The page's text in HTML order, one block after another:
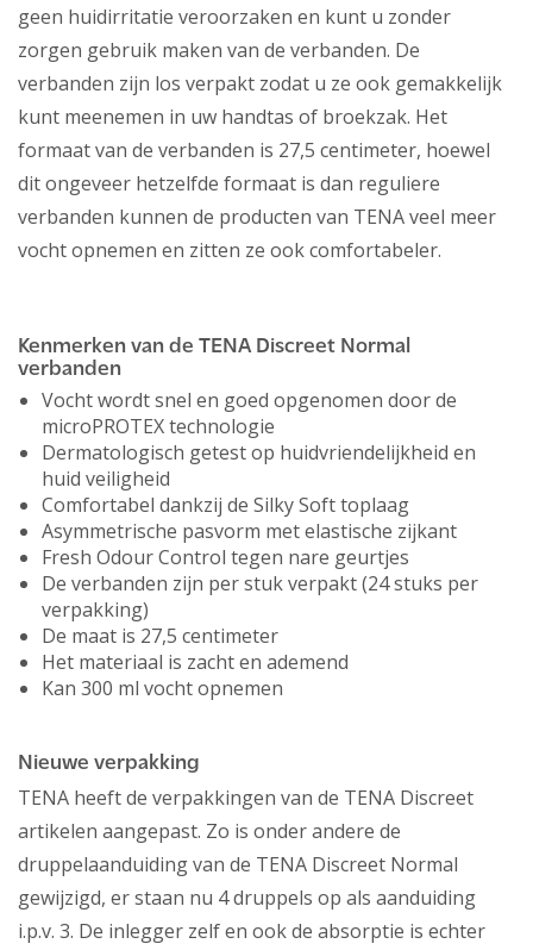
geen huidirritatie veroorzaken en kunt u zonder
zorgen gebruik maken van de verbanden. De
verbanden zijn los verpakt zodat u ze ook gemakkelijk
kunt meenemen in uw handtas of broekzak. Het
formaat van de verbanden is 27,5 centimeter, hoewel
dit ongeveer hetzelfde formaat is dan reguliere
verbanden kunnen de producten van TENA veel meer
vocht opnemen en zitten ze ook comfortabeler.
Kenmerken van de TENA Discreet Normal
verbanden
Vocht wordt snel en goed opgenomen door de
microPROTEX technologie
Dermatologisch getest op huidvriendelijkheid en
huid veiligheid
Comfortabel dankzij de Silky Soft toplaag
Asymmetrische pasvorm met elastische zijkant
Fresh Odour Control tegen nare geurtjes
De verbanden zijn per stuk verpakt (24 stuks per
verpakking)
De maat is 27,5 centimeter
Het materiaal is zacht en ademend
Kan 300 ml vocht opnemen
Nieuwe verpakking
TENA heeft de verpakkingen van de TENA Discreet
artikelen aangepast. Zo is onder andere de
druppelaanduiding van de TENA Discreet Normal
gewijzigd, er staan nu 4 druppels op als aanduiding
i.p.v. 3. De inlegger zelf en ook de absorptie is echter